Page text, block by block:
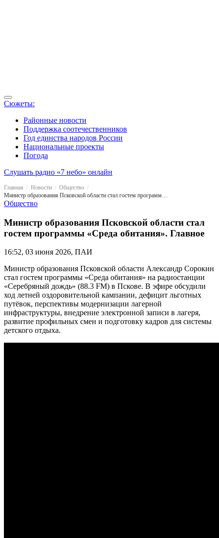
Сюжеты:
Районные новости
Поддержка соотечественников
Год единства народов России
Национальные проекты
Погода
Слушать радио «7 небо» онлайн
Главная Новости
Общество
Министр образования Псковской области стал гостем программы «Среда обитания». Главное
Общество
Министр образования Псковской области стал
гостем программы «Среда обитания». Главное
16:52, 03 июня 2026, ПАИ
Министр образования Псковской области Александр Сорокин
стал гостем программы «Среда обитания» на радиостанции
«Серебряный дождь» (88.3 FM) в Пскове. В эфире обсудили
ход летней оздоровительной кампании, дефицит льготных
путёвок, перспективы модернизации лагерной
инфраструктуры, внедрение электронной записи в лагеря,
развитие профильных смен и подготовку кадров для системы
детского отдыха.